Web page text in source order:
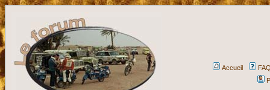
Accueil